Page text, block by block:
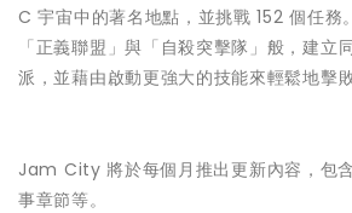
C 宇宙中的著名地點，並挑戰 152 個任務
「正義聯盟」與「自殺突擊隊」般，建立
派，並藉由啟動更強大的技能來輕鬆地擊敗
Jam City 將於每個月推出更新內容，包
事章節等。